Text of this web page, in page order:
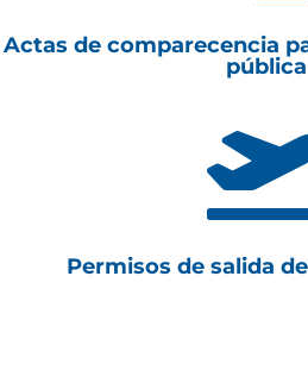
Actas de comparecencia
pública
Permisos de salida